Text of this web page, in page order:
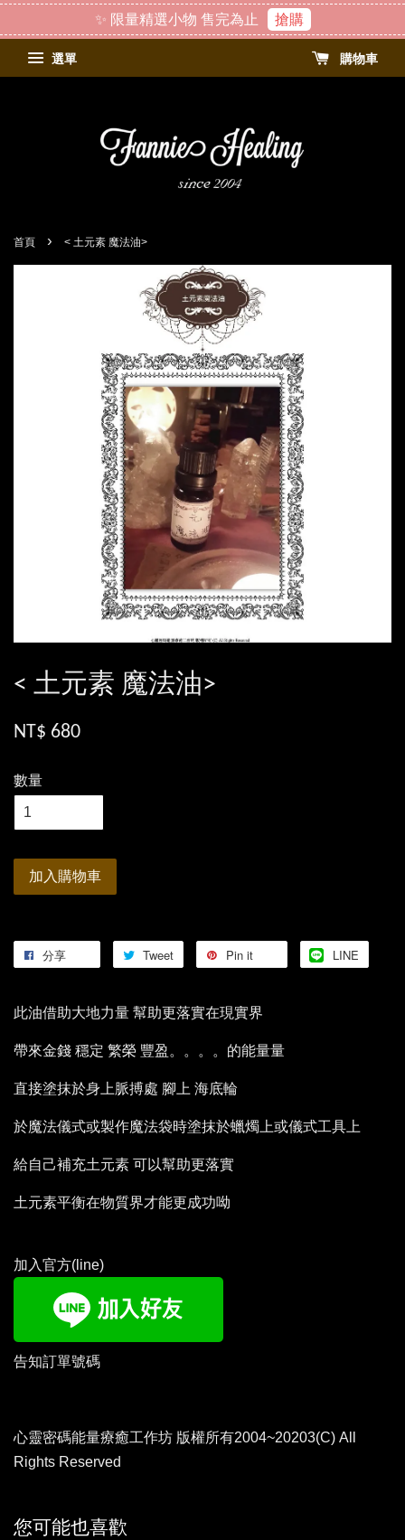
✨ 限量精選小物 售完為止 搶購
選單 購物車
首頁 › < 土元素 魔法油>
< 土元素 魔法油>
NT$ 680
數量
加入購物車
分享 Tweet Pin it LINE
此油借助大地力量 幫助更落實在現實界
帶來金錢 穩定 繁榮 豐盈。。。。的能量量
直接塗抹於身上脈搏處 腳上 海底輪
於魔法儀式或製作魔法袋時塗抹於蠟燭上或儀式工具上
給自己補充土元素 可以幫助更落實
土元素平衡在物質界才能更成功呦
加入官方(line)
告知訂單號碼
心靈密碼能量療癒工作坊 版權所有2004~20203(C) All
Rights Reserved
您可能也喜歡